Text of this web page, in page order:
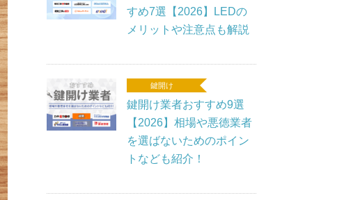
すめ7選【2026】LEDの
メリットや注意点も解説
鍵開け
鍵開け業者おすすめ9選
【2026】相場や悪徳業者
を選ばないためのポイン
トなども紹介！